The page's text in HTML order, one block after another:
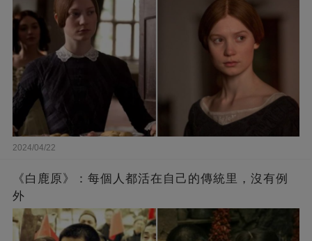
2024/04/22
《白鹿原》：每個人都活在自己的傳統里，沒有例
外